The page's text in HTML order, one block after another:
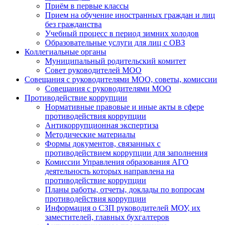
Приём в первые классы
Прием на обучение иностранных граждан и лиц
без гражданства
Учебный процесс в период зимних холодов
Образовательные услуги для лиц с ОВЗ
Коллегиальные органы
Муниципальный родительский комитет
Совет руководителей МОО
Совещания с руководителями МОО, советы, комиссии
Совещания с руководителями МОО
Противодействие коррупции
Нормативные правовые и иные акты в сфере
противодействия коррупции
Антикоррупционная экспертиза
Методические материалы
Формы документов, связанных с
противодействием коррупции для заполнения
Комиссии Управления образования АГО
деятельность которых направлена на
противодействие коррупции
Планы работы, отчеты, доклады по вопросам
противодействия коррупции
Информация о СЗП руководителей МОУ, их
заместителей, главных бухгалтеров